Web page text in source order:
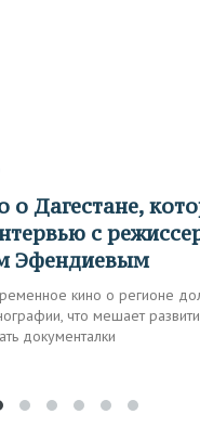
с
Эфендиевым
кино о регионе
что мешает
документалки